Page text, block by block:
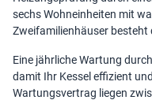
sechs Wohneinheiten mit
Zweifamilienhäuser
Eine jährliche Wartung
damit Ihr Kessel effizient
Wartungsvertrag liegen